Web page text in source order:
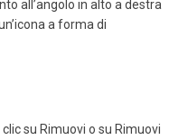
all’angolo in alto a destra
a forma di
su Rimuovi o su Rimuovi